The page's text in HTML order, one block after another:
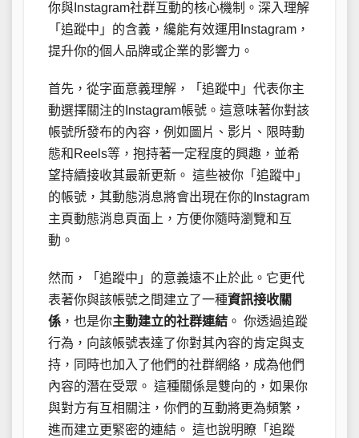
你與Instagram社群互動的核心機制。深入理解
「追蹤中」的含義，纔能有效運用Instagram，
提升你的個人品牌或企業的影響力。
首先，從字面意義理解，「追蹤中」代表你主
動選擇關注的Instagram帳號。這意味著你對該
帳號所發布的內容，例如圖片、影片、限時動
態和Reels等，抱持著一定程度的興趣，並希
望持續接收其最新更新。 這些被你「追蹤中」
的帳號，其動態消息將會出現在你的Instagram
主頁動態消息頁面上，方便你隨時瀏覽和互
動。
然而，「追蹤中」的意義遠不止於此。它更代
表著你與該帳號之間建立了一種資訊接收關
係 ，也是你主動建立的社群連結 。 你透過追蹤
行為，向該帳號表達了你對其內容的肯定與支
持，同時也加入了他們的社群網絡，成為他們
內容的潛在受眾。 這種關係是雙向的，如果你
與對方有互相關注，你們的互動將更為頻繁，
進而建立更緊密的連結。 這也說明瞭「追蹤